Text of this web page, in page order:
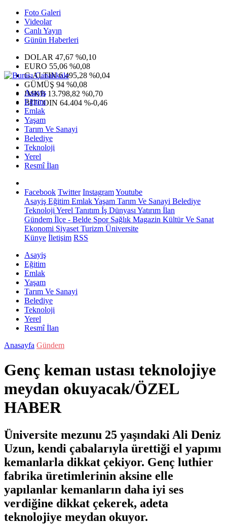
Foto Galeri
Videolar
Canlı Yayın
Günün Haberleri
DOLAR 47,67 %0,10
EURO 55,06 %0,08
G.ALTIN6.495,28 %0,04
GÜMÜŞ 94 %0,08
IMKB 13.798,82 %0,70
BITCOIN 64.404 %-0,46
Asayiş
Eğitim
Emlak
Yaşam
Tarım Ve Sanayi
Belediye
Teknoloji
Yerel
Resmî İlan
Facebook Twitter InstagramYoutube
Asayiş Eğitim EmlakYaşam Tarım Ve Sanayi Belediye
Teknoloji Yerel Tanıtım İş Dünyası Yatırım İlan
Gündem İlçe - Belde SporSağlık Magazin Kültür Ve Sanat
Ekonomi Siyaset Turizm Üniversite
Künye İletişim RSS
Asayiş
Eğitim
Emlak
Yaşam
Tarım Ve Sanayi
Belediye
Teknoloji
Yerel
Resmî İlan
Anasayfa Gündem
Genç keman ustası teknolojiye
meydan okuyacak/ÖZEL
HABER
Üniversite mezunu 25 yaşındaki Ali Deniz
Uzun, kendi çabalarıyla ürettiği el yapımı
kemanlarla dikkat çekiyor. Genç luthier
fabrika üretimlerinin aksine elle
yapılanlar kemanların daha iyi ses
verdiğine dikkat çekerek, adeta
teknolojiye meydan okuyor.